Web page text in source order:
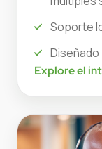
Soporte
Explore el